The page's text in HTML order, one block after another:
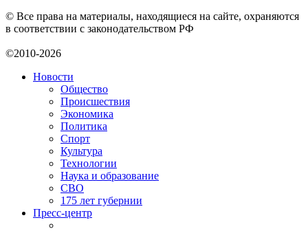
© Все права на материалы, находящиеся на сайте, охраняются
в соответствии с законодательством РФ
©2010-2026
Новости
Общество
Происшествия
Экономика
Политика
Спорт
Культура
Технологии
Наука и образование
СВО
175 лет губернии
Пресс-центр